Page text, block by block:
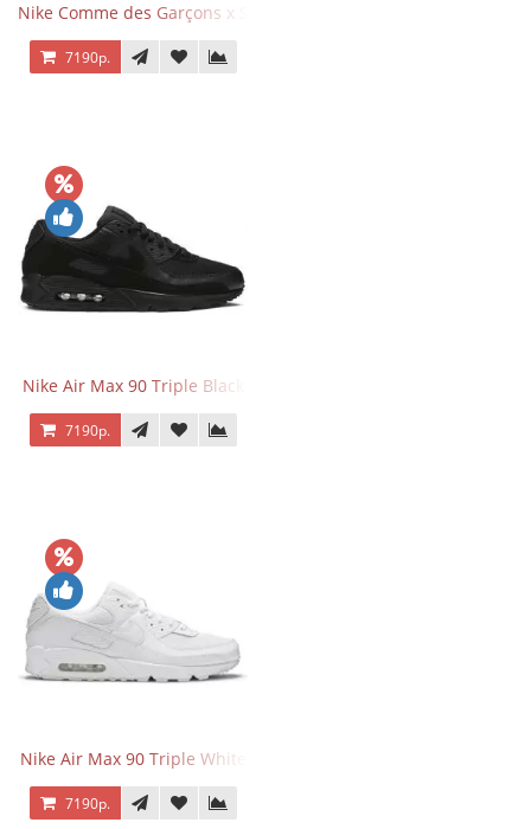
Nike Comme des Garçons x Supreme x Air Force 1 Low Eyes
7190р.
Nike Air Max 90 Triple Black
7190р.
Nike Air Max 90 Triple White
7190р.